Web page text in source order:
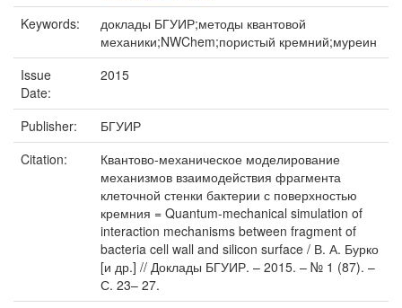
Keywords:
доклады БГУИР;методы квантовой
механики;NWChem;пористый кремний;муреин
Issue
Date:
2015
Publisher:
БГУИР
Citation:
Квантово-механическое моделирование
механизмов взаимодействия фрагмента
клеточной стенки бактерии с поверхностью
кремния = Quantum-mechanical simulation of
interaction mechanisms between fragment of
bacteria cell wall and silicon surface / В. А. Бурко
[и др.] // Доклады БГУИР. – 2015. – № 1 (87). –
С. 23– 27.